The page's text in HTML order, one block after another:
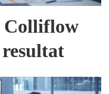
Colliflow